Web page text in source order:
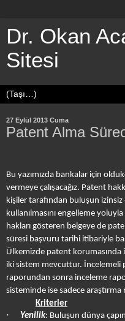
Dr. Okan
Sitesi
27 Eylül 2013 Cuma
Patent Alma
Bu yazımızda bankalar için
vermeye çalışacağız. Patent
kişiler tarafından buluşun izinsiz
kullanılmasını engelleme
hakları gösteren belgeye de
süresi başvuru tarihi itibariyle
Ülkemizde patent korumasında
iki sistem mevcuttur. İncelemeli
raporundan sonra inceleme
sisteminde ise sadece
Kriterler
· Yenilik: Buluşun dünya